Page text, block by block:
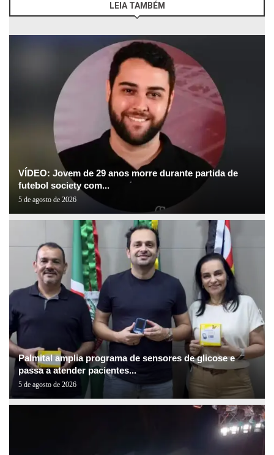
LEIA TAMBÉM
VÍDEO: Jovem de 29 anos morre durante partida de
futebol society com...
5 de agosto de 2026
Palmital amplia programa de sensores de glicose e
passa a atender pacientes...
5 de agosto de 2026